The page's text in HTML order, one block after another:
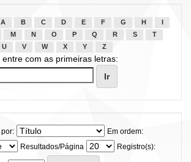
A B C D E F G H
M N O P Q R S
T
U
V W X Y Z
entre com as primeiras letras:
Em ordem:
Resultados/Página
Registro(s):